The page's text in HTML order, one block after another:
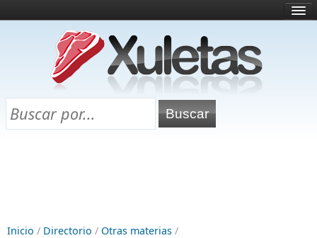
¿Qué es esto?
Directorio
Chuletas para exámenes
Inicio / Directorio / Otras materias /